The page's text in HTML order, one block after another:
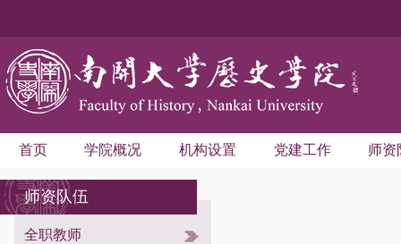
首页 学院概况 机构设置 党建工作 师资
师资队伍
全职教师